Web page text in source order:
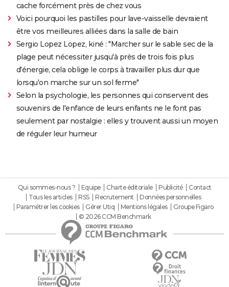
cache forcément près de chez vous
Voici pourquoi les pastilles pour lave-vaisselle devraient
être vos meilleures alliées dans la salle de bain
Sergio Lopez Lopez, kiné : "Marcher sur le sable sec de la
plage peut nécessiter jusqu'à près de trois fois plus
d'énergie, cela oblige le corps à travailler plus dur que
lorsqu'on marche sur un sol ferme"
Selon la psychologie, les personnes qui conservent des
souvenirs de l'enfance de leurs enfants ne le font pas
seulement par nostalgie : elles y trouvent aussi un moyen
de réguler leur humeur
Qui sommes-nous ? Equipe Charte éditoriale Publicité
Contact
Tous les articles
RSS Recrutement
Données personnelles
Paramétrer les cookies
Gérer Utiq Mentions légales
Groupe Figaro
© 2026 CCM Benchmark